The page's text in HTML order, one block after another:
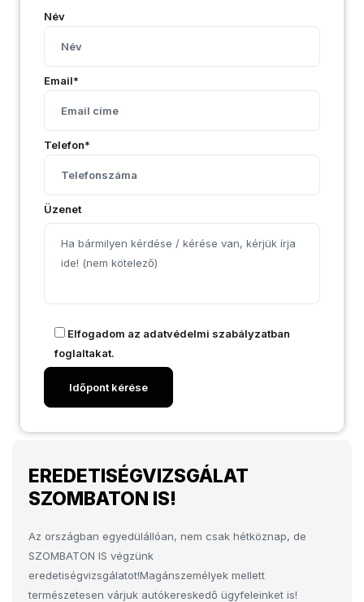
Név
Email*
Telefon*
Üzenet
Elfogadom az adatvédelmi szabályzatban
foglaltakat.
EREDETISÉGVIZSGÁLAT
SZOMBATON IS!
Az országban egyedülállóan, nem csak hétköznap, de
SZOMBATON IS végzünk
eredetiségvizsgálatot!Magánszemélyek mellett
természetesen várjuk autókereskedő ügyfeleinket is!